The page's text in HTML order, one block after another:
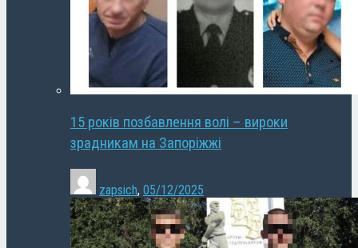
15 років позбавлення волі – вироки
зрадникам на Запоріжжі
zapsich, 05/12/2025